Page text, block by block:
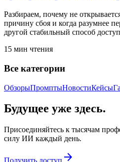
Разбираем, почему не
причину сбоя и когда разумнее
другой стабильный способ
15 мин чтения
Все категории
ОбзорыПромптыНовостиКейсы
Будущее уже здесь.
Присоединяйтесь к тысячам
силу ИИ каждый день.
arrow_forward